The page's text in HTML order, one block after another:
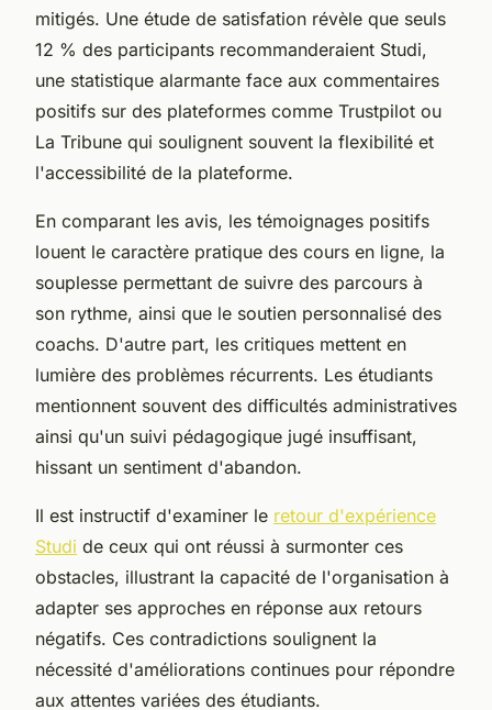
mitigés. Une étude de satisfation révèle que seuls
12 % des participants recommanderaient Studi,
une statistique alarmante face aux commentaires
positifs sur des plateformes comme Trustpilot ou
La Tribune qui soulignent souvent la flexibilité et
l'accessibilité de la plateforme.
En comparant les avis, les témoignages positifs
louent le caractère pratique des cours en ligne, la
souplesse permettant de suivre des parcours à
son rythme, ainsi que le soutien personnalisé des
coachs. D'autre part, les critiques mettent en
lumière des problèmes récurrents. Les étudiants
mentionnent souvent des difficultés administratives
ainsi qu'un suivi pédagogique jugé insuffisant,
hissant un sentiment d'abandon.
Il est instructif d'examiner le retour d'expérience
Studi de ceux qui ont réussi à surmonter ces
obstacles, illustrant la capacité de l'organisation à
adapter ses approches en réponse aux retours
négatifs. Ces contradictions soulignent la
nécessité d'améliorations continues pour répondre
aux attentes variées des étudiants.